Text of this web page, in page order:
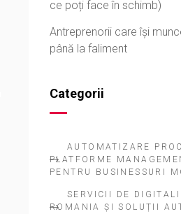
ce poți face în schimb)
Antreprenorii care își
până la faliment
Categorii
AUTOMATIZARE
PLATFORME
PENTRU BUSINESSURI
SERVICII DE
ROMANIA ȘI SOLUȚII